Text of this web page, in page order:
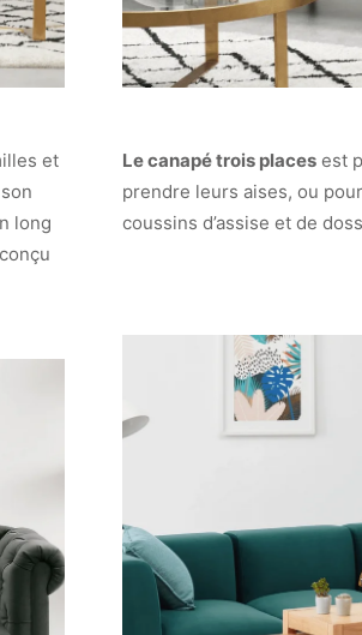
et
long
Le canapé trois places est
prendre leurs aises, ou
coussins d’assise et de